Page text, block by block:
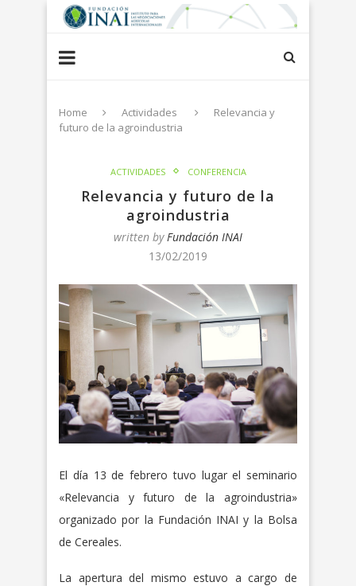
Home Actividades
Relevancia y
futuro de la agroindustria
ACTIVIDADES CONFERENCIA
Relevancia y futuro de la
agroindustria
written by Fundación INAI
13/02/2019
El día 13 de febrero tuvo lugar el seminario
«Relevancia y futuro de la agroindustria»
organizado por la Fundación INAI y la Bolsa
de Cereales.
La apertura del mismo estuvo a cargo de